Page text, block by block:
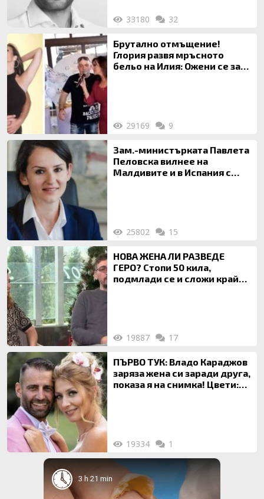
33180 32
Брутално отмъщение!
Глория развя мръсното
бельо на Илия: Ожени се за
29169 9
Зам.-министърката Павлета
Пеловска вилнее на
Малдивите и в Испания с
25802 15
НОВА ЖЕНА ЛИ РАЗВЕДЕ
ГЕРО? Стопи 50 кила,
подмлади се и сложи край
19887 17
ПЪРВО ТУК: Владо Караджов
заряза жена си заради друга,
показа я на снимка! Цвети:
19334 1
3 h 21 min